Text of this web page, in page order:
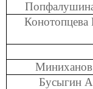
Конотопцева
Бусыгин